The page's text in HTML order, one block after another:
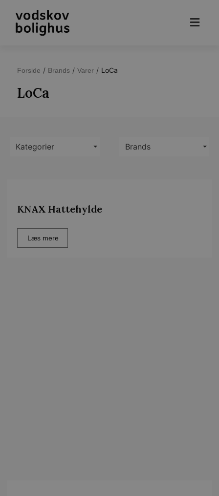
Forside / Brands / Varer / LoCa
LoCa
Kategorier Brands
KNAX Hattehylde
Læs mere